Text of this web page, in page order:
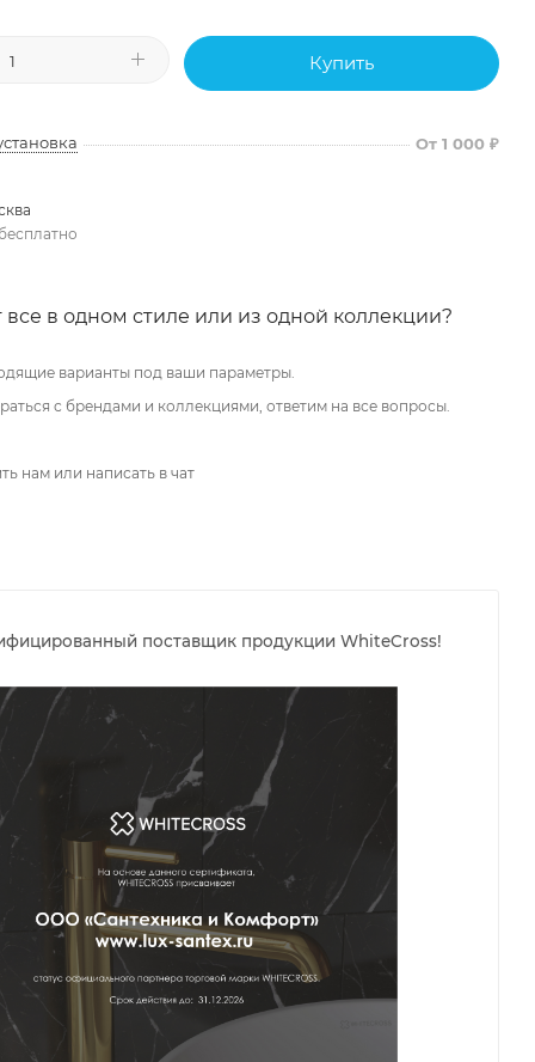
Купить
От 1 000 ₽
бесплатно
все в одном стиле или из одной коллекции?
варианты под ваши параметры.
с брендами и коллекциями, ответим на все вопросы.
нам или написать в чат
поставщик продукции WhiteCross!